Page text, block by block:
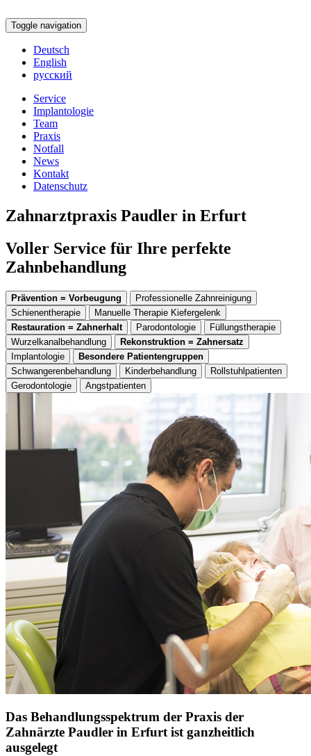
Toggle navigation
Deutsch
English
русский
Service
Implantologie
Team
Praxis
Notfall
News
Kontakt
Datenschutz
Zahnarztpraxis Paudler in Erfurt
Voller Service für Ihre perfekte
Zahnbehandlung
Prävention = Vorbeugung
Professionelle Zahnreinigung
Schienentherapie
Manuelle Therapie Kiefergelenk
Restauration = Zahnerhalt
Parodontologie
Füllungstherapie
Wurzelkanalbehandlung
Rekonstruktion = Zahnersatz
Implantologie
Besondere Patientengruppen
Schwangerenbehandlung
Kinderbehandlung
Rollstuhlpatienten
Gerodontologie
Angstpatienten
Das Behandlungsspektrum der Praxis der
Zahnärzte Paudler in Erfurt ist ganzheitlich
ausgelegt